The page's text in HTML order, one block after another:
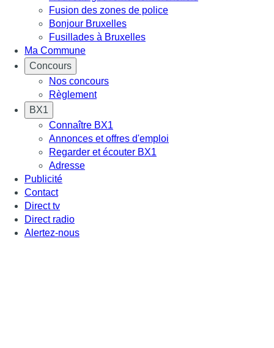
Fusion des zones de police
Bonjour Bruxelles
Fusillades à Bruxelles
Ma Commune
Concours
Nos concours
Règlement
BX1
Connaître BX1
Annonces et offres d'emploi
Regarder et écouter BX1
Adresse
Publicité
Contact
Direct tv
Direct radio
Alertez-nous